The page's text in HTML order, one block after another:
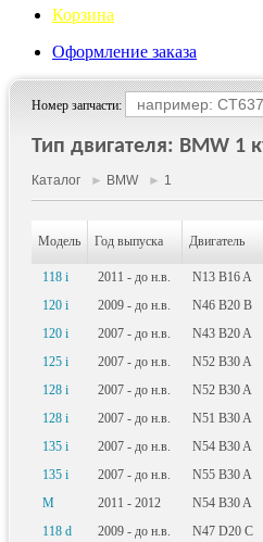
Корзина
Оформление заказа
Номер запчасти:
Тип двигателя: BMW 1
Каталог ► BMW ► 1
Модель Год выпуска Двигатель
118 i 2011 - до н.в. N13 B16 A
120 i
2009 - до н.в. N46 B20 B
120 i
2007 - до н.в. N43 B20 A
125 i
2007 - до н.в. N52 B30 A
128 i
2007 - до н.в. N52 B30 A
128 i
2007 - до н.в. N51 B30 A
135 i
2007 - до н.в. N54 B30 A
135 i
2007 - до н.в. N55 B30 A
M
2011 - 2012 N54 B30 A
118 d
2009 - до н.в. N47 D20 C